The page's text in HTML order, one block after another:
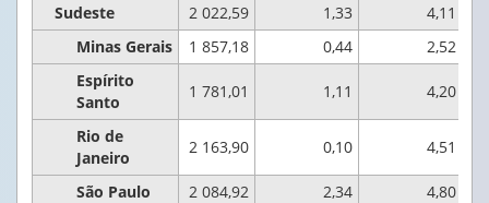
Sudeste
2 022,59 1,33
4,11
Minas Gerais
1 857,18 0,44
2,52
Espírito
Santo
1 781,01 1,11 4,20
Rio de
Janeiro
2 163,90 0,10 4,51
São Paulo 2 084,92 2,34
4,80